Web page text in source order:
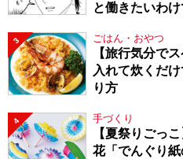
と働きたいわ
3 ごはん・おやつ
【旅行気分で
入れて炊くだ
り方
4 手づくり
【夏祭りごっ
花「でんぐり